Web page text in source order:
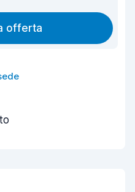
offerta